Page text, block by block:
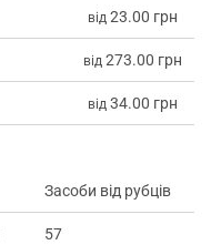
від23.00 грн
від273.00 грн
від34.00 грн
Засоби від рубців
57